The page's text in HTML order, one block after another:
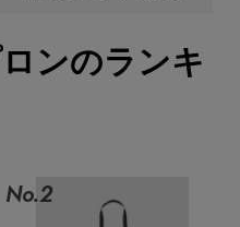
ズ
ンのランキ
No.2